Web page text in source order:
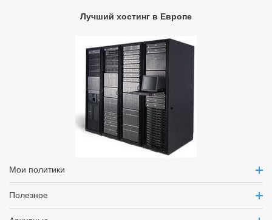
Лучший хостинг в Европе
Мои политики
Полезное